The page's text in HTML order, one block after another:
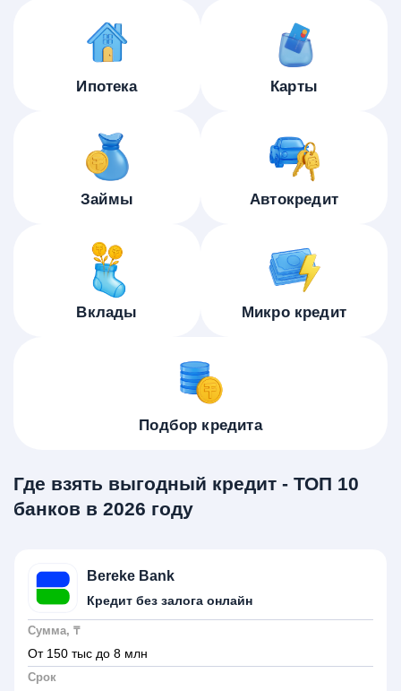
Ипотека Карты
Займы Автокредит
Вклады Микро кредит
Подбор кредита
Где взять выгодный кредит - ТОП 10
банков в 2026 году
Bereke Bank
Кредит без залога онлайн
Сумма, ₸
От 150 тыс до 8 млн
Срок